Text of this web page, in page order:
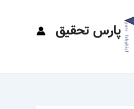
پارس تحقیق